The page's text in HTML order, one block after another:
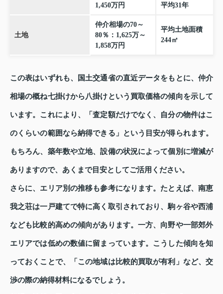
1,450万円
平均31年
土地
仲介相場の70～
80％：1,625万～
1,858万円
平均土地面積
244㎡
この表はいずれも、国土交通省の直近データをもとに、仲介
相場の概ね七掛けから八掛けという買取価格の傾向を示して
います。これにより、「査定額だけでなく、自分の物件はこ
のくらいの範囲なら納得できる」という目安が得られます。
もちろん、築年数や立地、設備の状況によって個別に増減が
ありますので、あくまで目安としてご活用ください。
さらに、エリア別の推移も参考になります。たとえば、南恵
我之荘は一戸建てで特に高く取引されており、駒ヶ谷や西浦
なども比較的高めの傾向があります。一方、向野や一部郊外
エリアでは低めの数値に留まっています。こうした傾向を知
っておくことで、「この地域は比較的買取が有利」など、交
渉の際の納得材料になるでしょう。